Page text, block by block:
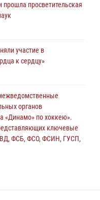
мастерства среди
Псковские
просветительская
участие в
к сердцу»
органов
«Динамо» по хоккею».
ключевые
ФСБ, ФСО, ФСИН, ГУСП,